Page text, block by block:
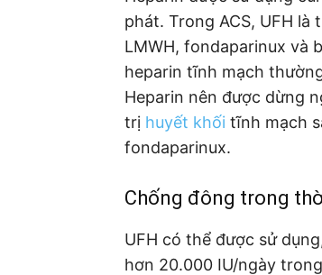
phát. Trong ACS, UFH
LMWH, fondaparinux và
heparin tĩnh mạch
Heparin nên được dừng
trị huyết khối tĩnh mạch
fondaparinux.
Chống đông trong
UFH có thể được sử
hơn 20.000 IU/ngày